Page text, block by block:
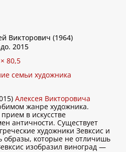
Викторович (1964)
2015
80,5
семьи художника
Алексея Викторовича
жанре художника.
в искусстве
античности. Существует
художники Зевксис и
образы, которые не отличишь
изобразил виноград —